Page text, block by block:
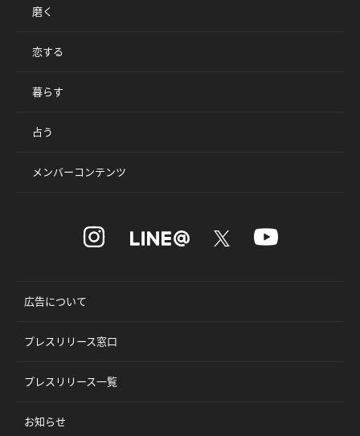
磨く
恋する
暮らす
占う
メンバーコンテンツ
広告について
プレスリリース窓口
プレスリリース一覧
お知らせ